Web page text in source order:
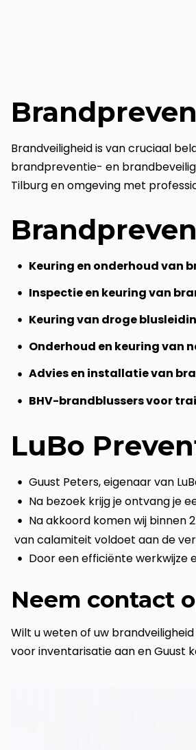
Brandveiligheid is van cruciaal
brandpreventie- en
Tilburg en omgeving met
Keuring en onderhoud van
Inspectie en keuring van
Keuring van droge
Onderhoud en keuring van
Advies en installatie van
BHV-brandblussers voor
LuBo
Guust Peters, eigenaar van
Na bezoek krijg je ontvang je
Na akkoord komen wij binnen
van calamiteit voldoet aan de
Door een efficiënte werkwijze
Neem contact
Wilt u weten of uw
voor inventarisatie aan en Guust